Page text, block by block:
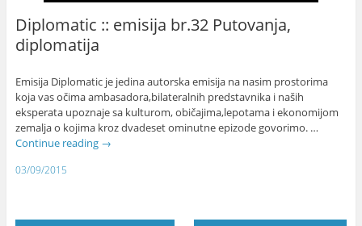
Diplomatic :: emisija br.32 Putovanja,
diplomatija
Emisija Diplomatic je jedina autorska emisija na nasim prostorima
koja vas očima ambasadora,bilateralnih predstavnika i naših
eksperata upoznaje sa kulturom, običajima,lepotama i ekonomijom
zemalja o kojima kroz dvadeset ominutne epizode govorimo. …
Continue reading →
03/09/2015